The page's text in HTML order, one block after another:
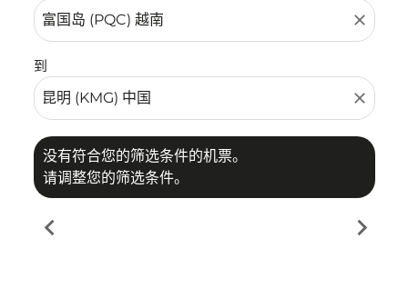
close
到
close
没有符合您的筛选条件的机票。
请调整您的筛选条件。
chevron_left chevron_right